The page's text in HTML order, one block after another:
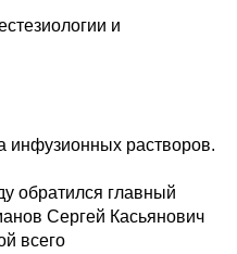
и
инфузионных растворов.
обратился главный
Сергей Касьянович
всего